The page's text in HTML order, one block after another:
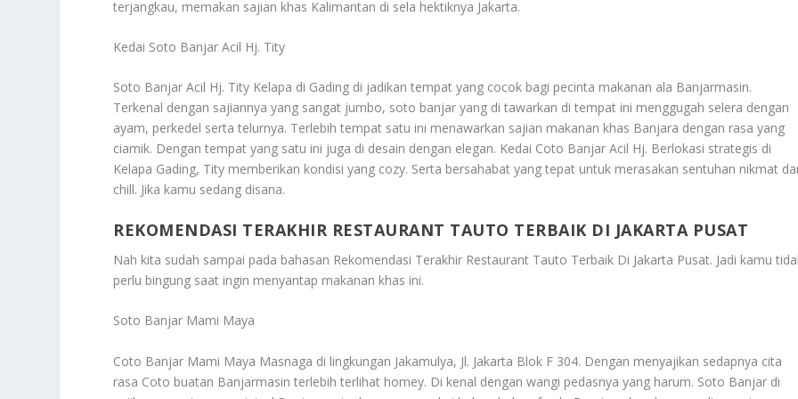
terjangkau, memakan sajian khas Kalimantan di sela hektiknya Jakarta.
Kedai Soto Banjar Acil Hj. Tity
Soto Banjar Acil Hj. Tity Kelapa di Gading di jadikan tempat yang cocok bagi pecinta makanan ala Banjarmasin.
Terkenal dengan sajiannya yang sangat jumbo, soto banjar yang di tawarkan di tempat ini menggugah selera dengan
ayam, perkedel serta telurnya. Terlebih tempat satu ini menawarkan sajian makanan khas Banjara dengan rasa yang
ciamik. Dengan tempat yang satu ini juga di desain dengan elegan. Kedai Coto Banjar Acil Hj. Berlokasi strategis di
Kelapa Gading, Tity memberikan kondisi yang cozy. Serta bersahabat yang tepat untuk merasakan sentuhan nikmat
chill. Jika kamu sedang disana.
REKOMENDASI TERAKHIR RESTAURANT TAUTO TERBAIK DI JAKARTA PUSAT
Nah kita sudah sampai pada bahasan Rekomendasi Terakhir Restaurant Tauto Terbaik Di Jakarta Pusat. Jadi kamu
perlu bingung saat ingin menyantap makanan khas ini.
Soto Banjar Mami Maya
Coto Banjar Mami Maya Masnaga di lingkungan Jakamulya, Jl. Jakarta Blok F 304. Dengan menyajikan sedapnya cita
rasa Coto buatan Banjarmasin terlebih terlihat homey. Di kenal dengan wangi pedasnya yang harum. Soto Banjar di